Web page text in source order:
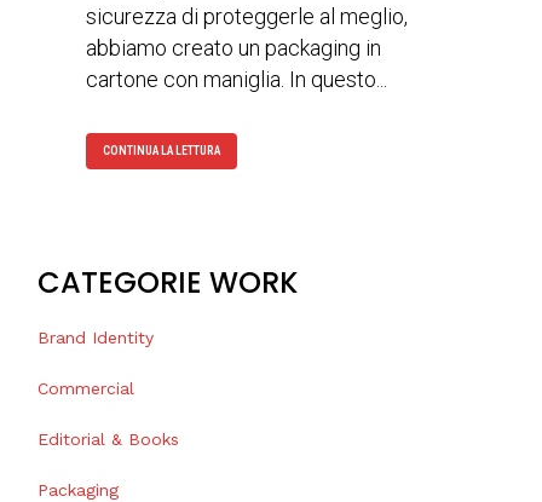
sicurezza di proteggerle al meglio,
abbiamo creato un packaging in
cartone con maniglia. In questo...
CONTINUA LA LETTURA
CATEGORIE WORK
Brand Identity
Commercial
Editorial & Books
Packaging